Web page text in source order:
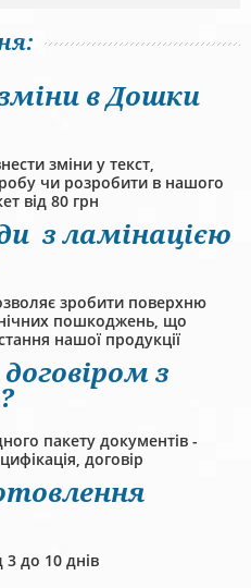
в Дошки
зміни у текст,
чи розробити в нашого
від 80 грн
з ламінацією
зробити поверхню
пошкоджень, що
нашої продукції
з
пакету документів -
договір
3 до 10 днів